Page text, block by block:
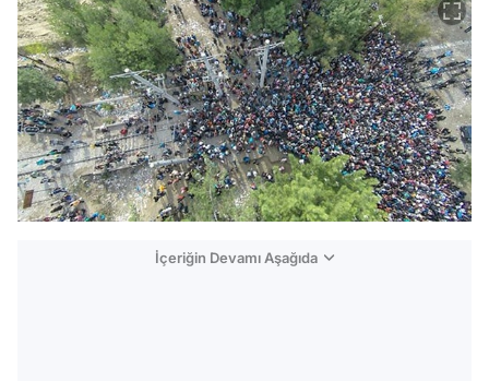
İçeriğin Devamı Aşağıda